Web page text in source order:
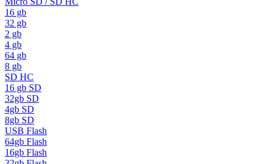
16 gb
32 gb
2 gb
4 gb
64 gb
8 gb
SD HC
16 gb SD
32gb SD
4gb SD
8gb SD
USB Flash
64gb Flash
16gb Flash